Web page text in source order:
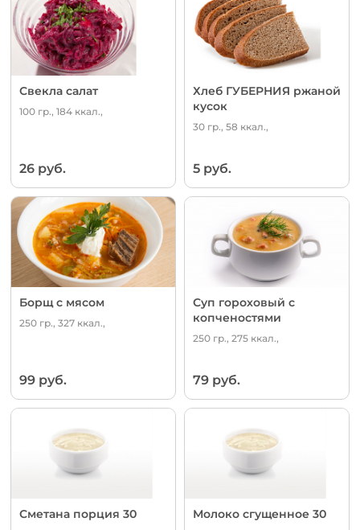
Свекла салат
100 гр., 184 ккал.,
26 руб.
Хлеб ГУБЕРНИЯ ржаной
кусок
30 гр., 58 ккал.,
5 руб.
Борщ с мясом
250 гр., 327 ккал.,
99 руб.
Суп гороховый с
копченостями
250 гр., 275 ккал.,
79 руб.
Сметана порция 30 Молоко сгущенное 30